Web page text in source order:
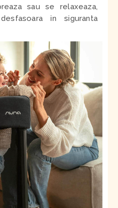
sau se relaxeaza,
in siguranta